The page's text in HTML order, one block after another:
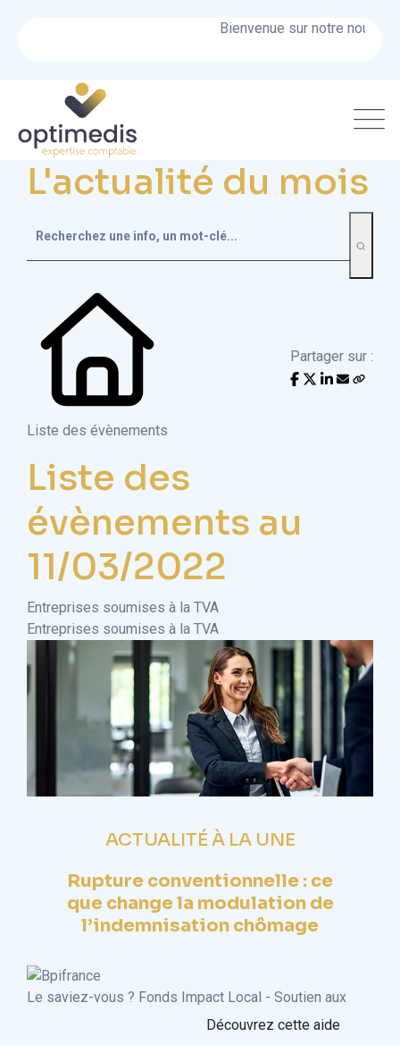
Bienvenue sur notre nouveau
L'actualité du mois
Liste des évènements
Partager sur :
Liste des
évènements au
11/03/2022
Entreprises soumises à la TVA
Entreprises soumises à la TVA
ACTUALITÉ À LA UNE
Rupture conventionnelle : ce
que change la modulation de
l’indemnisation chômage
Le saviez-vous ? Fonds Impact Local - Soutien aux
Découvrez cette aide